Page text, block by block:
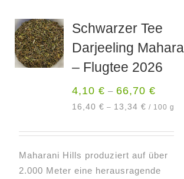
auf.
Die
Optionen
können
auf
der
gewählt
werden
Schwarzer Tee
Darjeeling
– Flugtee 2026
4,10€ – 66,70€
16,40€ – 13,34€ / 100 g
Maharani Hills produziert auf über
2.000 Meter eine herausragende